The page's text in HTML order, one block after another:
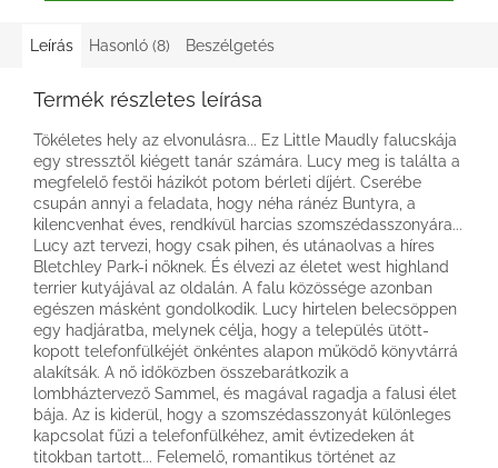
Leírás Hasonló (8) Beszélgetés
Termék részletes leírása
Tökéletes hely az elvonulásra... Ez Little Maudly falucskája
egy stressztől kiégett tanár számára. Lucy meg is találta a
megfelelő festői házikót potom bérleti díjért. Cserébe
csupán annyi a feladata, hogy néha ránéz Buntyra, a
kilencvenhat éves, rendkívül harcias szomszédasszonyára...
Lucy azt tervezi, hogy csak pihen, és utánaolvas a híres
Bletchley Park-i nőknek. És élvezi az életet west highland
terrier kutyájával az oldalán. A falu közössége azonban
egészen másként gondolkodik. Lucy hirtelen belecsöppen
egy hadjáratba, melynek célja, hogy a település ütött-
kopott telefonfülkéjét önkéntes alapon működő könyvtárrá
alakítsák. A nő időközben összebarátkozik a
lombháztervező Sammel, és magával ragadja a falusi élet
bája. Az is kiderül, hogy a szomszédasszonyát különleges
kapcsolat fűzi a telefonfülkéhez, amit évtizedeken át
titokban tartott... Felemelő, romantikus történet az